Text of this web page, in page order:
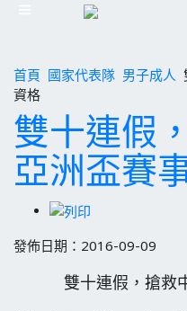
首頁 國家代表隊 男子成人
資格
雙十連假
亞洲盃賽
發佈日期：2016-09-09
雙十連假，搶救